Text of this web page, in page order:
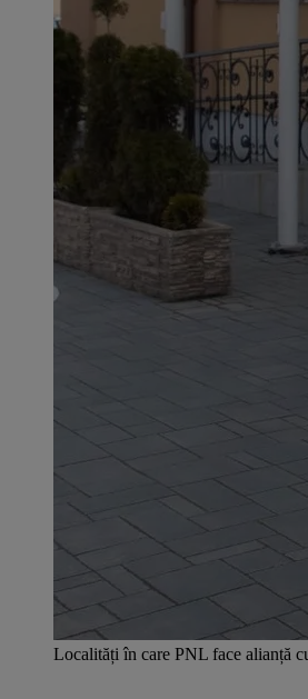
Localități în care PNL face alianță